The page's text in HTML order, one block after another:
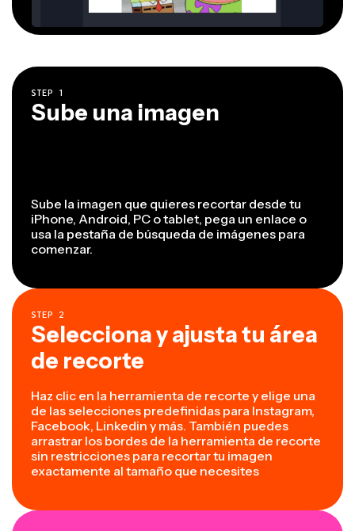
STEP 1
Sube una imagen
Sube la imagen que quieres recortar desde tu
iPhone, Android, PC o tablet, pega un enlace o
usa la pestaña de búsqueda de imágenes para
comenzar.
STEP 2
Selecciona y ajusta tu área
de recorte
Haz clic en la herramienta de recorte y elige una
de las selecciones predefinidas para Instagram,
Facebook, Linkedin y más. También puedes
arrastrar los bordes de la herramienta de recorte
sin restricciones para recortar tu imagen
exactamente al tamaño que necesites